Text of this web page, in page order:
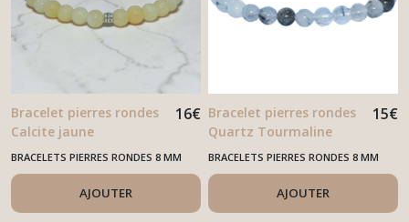
Bracelet pierres rondes
Calcite jaune
16€
BRACELETS PIERRES RONDES 8 MM
AJOUTER
Bracelet pierres rondes
Quartz Tourmaline
15€
BRACELETS PIERRES RONDES 8 MM
AJOUTER